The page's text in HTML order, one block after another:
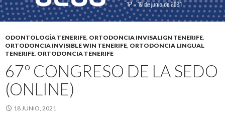
ODONTOLOGÍA TENERIFE, ORTODONCIA INVISALIGN TENERIFE,
ORTODONCIA INVISIBLE WIN TENERIFE, ORTODONCIA LINGUAL
TENERIFE, ORTODONCIA TENERIFE
67º CONGRESO DE LA SEDO
(ONLINE)
18 JUNIO, 2021